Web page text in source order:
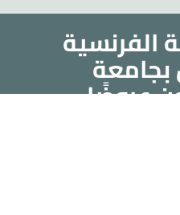
الفرنسية
بجامعة
عروضًا
اللغويات